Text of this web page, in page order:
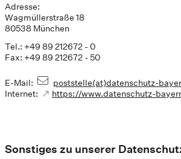
Adresse:
Wagmüllerstraße 18
80538 München
Tel.: +49 89 212672 - 0
Fax: +49 89 212672 - 50
E-Mail:
poststelle(at)datenschutz-
Internet:
https://www.datenschutz-
Sonstiges zu unserer